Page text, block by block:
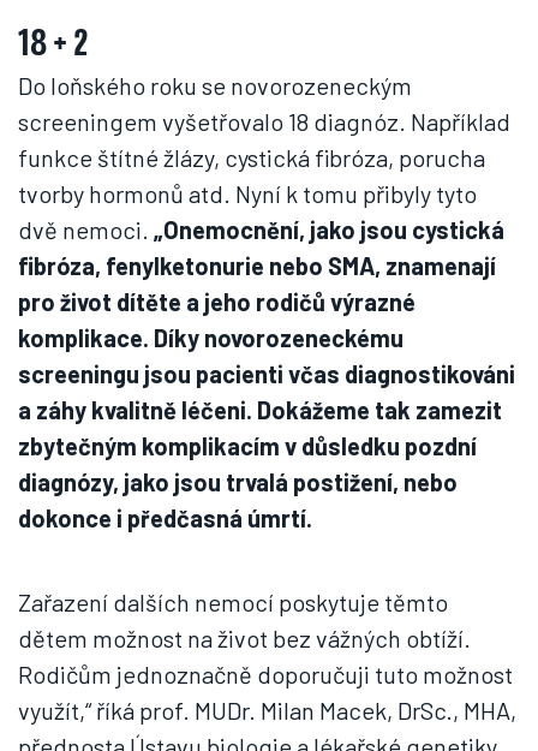
18 + 2
Do loňského roku se novorozeneckým
screeningem vyšetřovalo 18 diagnóz. Například
funkce štítné žlázy, cystická fibróza, porucha
tvorby hormonů atd. Nyní k tomu přibyly tyto
dvě nemoci. „Onemocnění, jako jsou cystická
fibróza, fenylketonurie nebo SMA, znamenají
pro život dítěte a jeho rodičů výrazné
komplikace. Díky novorozeneckému
screeningu jsou pacienti včas diagnostikováni
a záhy kvalitně léčeni. Dokážeme tak zamezit
zbytečným komplikacím v důsledku pozdní
diagnózy, jako jsou trvalá postižení, nebo
dokonce i předčasná úmrtí.
Zařazení dalších nemocí poskytuje těmto
dětem možnost na život bez vážných obtíží.
Rodičům jednoznačně doporučuji tuto možnost
využít,“ říká prof. MUDr. Milan Macek, DrSc., MHA,